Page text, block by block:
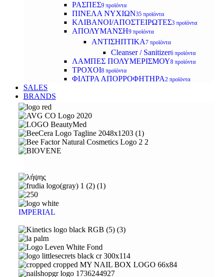
ΡΑΣΠΕΣ9 προϊόντα
ΠΙΝΕΛΑ ΝΥΧΙΩΝ35 προϊόντα
ΚΛΙΒΑΝΟΙ/ΑΠΟΣΤΕΙΡΩΤΕΣ3 προϊόντα
ΑΠΟΛΥΜΑΝΣΗ9 προϊόντα
ΑΝΤΙΣΗΠΤΙΚΑ7 προϊόντα
Cleanser / Sanitizer6 προϊόντα
ΛΑΜΠΕΣ ΠΟΛΥΜΕΡΙΣΜΟΥ8 προϊόντα
ΤΡΟΧΟΙ8 προϊόντα
ΦΙΛΤΡΑ ΑΠΟΡΡΟΦΗΤΗΡΑ2 προϊόντα
SALES
BRANDS
IMPERIAL